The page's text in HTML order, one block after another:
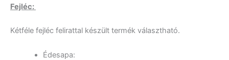
Fejléc:
Kétféle fejléc felirattal készült termék választható.
Édesapa: